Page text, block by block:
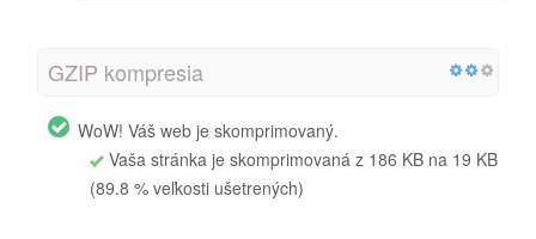
GZIP kompresia
WoW! Váš web je skomprimovaný.
Vaša stránka je skomprimovaná z 186 KB na 19 KB
(89.8 % veľkosti ušetrených)